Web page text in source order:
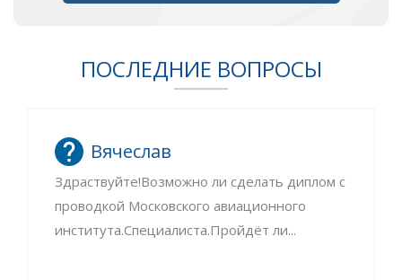
ПОСЛЕДНИЕ ВОПРОСЫ
Вячеслав
Здраствуйте!Возможно ли сделать диплом с
проводкой Московского авиационного
института.Специалиста.Пройдёт ли...